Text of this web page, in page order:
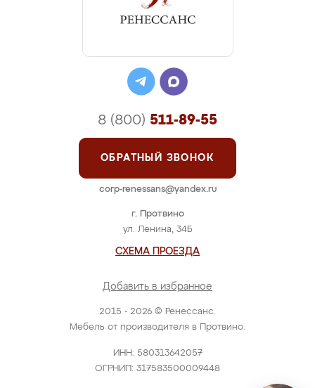
2015 - 2026 © Ренессанс.
Мебель от производителя в Протвино.
ИНН: 580313642057
ОГРНИП: 317583500009448
г. Протвино
ул. Ленина, 34Б
СХЕМА ПРОЕЗДА
Добавить в избранное
8 (800) 511-89-55
ОБРАТНЫЙ ЗВОНОК
corp-renessans@yandex.ru